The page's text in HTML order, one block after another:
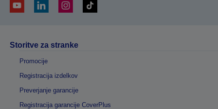
Storitve za stranke
Promocije
Registracija izdelkov
Preverjanje garancije
Registracija garancije CoverPlus